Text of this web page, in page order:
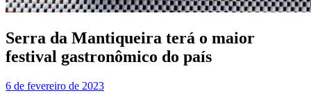
Serra da Mantiqueira terá o maior
festival gastronômico do país
6 de fevereiro de 2023